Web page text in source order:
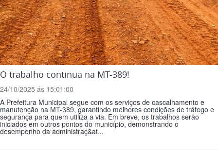
O trabalho continua na MT-389!
24/10/2025 ás 15:01:00
A Prefeitura Municipal segue com os serviços de cascalhamento e
manutenção na MT-389, garantindo melhores condições de tráfego e
segurança para quem utiliza a via. Em breve, os trabalhos serão
iniciados em outros pontos do município, demonstrando o
desempenho da administraç&at...